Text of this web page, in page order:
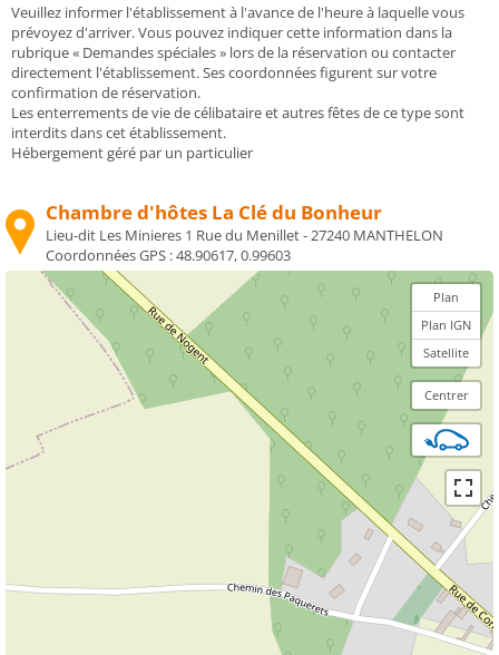
Veuillez informer l'établissement à l'avance de l'heure à laquelle vous
prévoyez d'arriver. Vous pouvez indiquer cette information dans la
rubrique « Demandes spéciales » lors de la réservation ou contacter
directement l'établissement. Ses coordonnées figurent sur votre
confirmation de réservation.
Les enterrements de vie de célibataire et autres fêtes de ce type sont
interdits dans cet établissement.
Hébergement géré par un particulier
Chambre d'hôtes La Clé du Bonheur
Lieu-dit Les Minieres 1 Rue du Menillet - 27240 MANTHELON
Coordonnées GPS :48.90617, 0.99603
Plan
Plan IGN
Satellite
Centrer